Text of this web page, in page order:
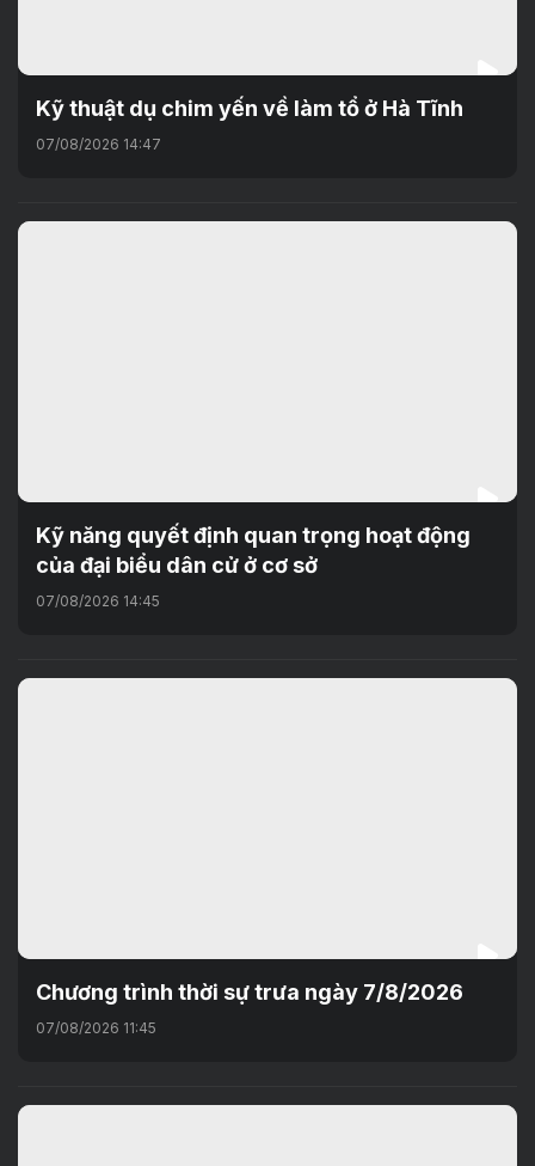
Kỹ thuật dụ chim yến về làm tổ ở Hà Tĩnh
07/08/2026 14:47
Kỹ năng quyết định quan trọng hoạt động
của đại biểu dân cử ở cơ sở
07/08/2026 14:45
Chương trình thời sự trưa ngày 7/8/2026
07/08/2026 11:45